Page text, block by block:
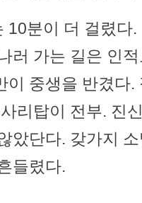
10분이 더 걸렸다
러 가는 길은 인
이 중생을 반겼다.
리탑이 전부. 진
았단다. 갖가지
들렸다.